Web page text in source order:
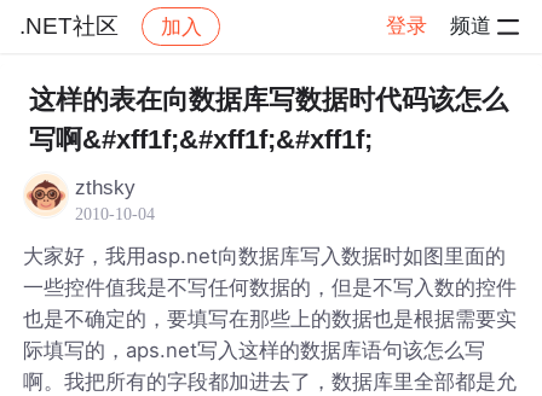
.NET社区 加入 登录 频道
社区 .NET社区 帖子详情
这样的表在向数据库写数据时代码该怎么
写啊&#xff1f;&#xff1f;&#xff1f;
zthsky
2010-10-04
大家好，我用asp.net向数据库写入数据时如图里面的
一些控件值我是不写任何数据的，但是不写入数的控件
也是不确定的，要填写在那些上的数据也是根据需要实
际填写的，aps.net写入这样的数据库语句该怎么写
啊。我把所有的字段都加进去了，数据库里全部都是允